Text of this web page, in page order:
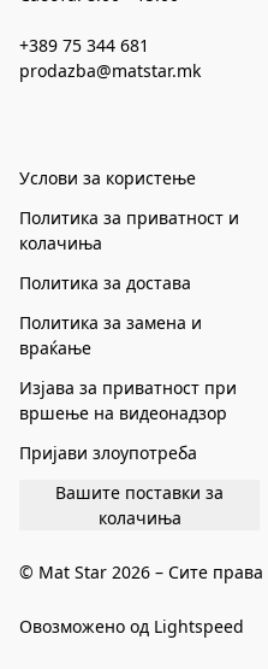
+389 75 344 681
prodazba@matstar.mk
Услови за користење
Политика за приватност и
колачиња
Политика за достава
Политика за замена и
враќање
Изјава за приватност при
вршење на видеонадзор
Пријави злоупотреба
Вашите поставки за
колачиња
© Mat Star 2026 – Сите
Овозможено од Lightspeed